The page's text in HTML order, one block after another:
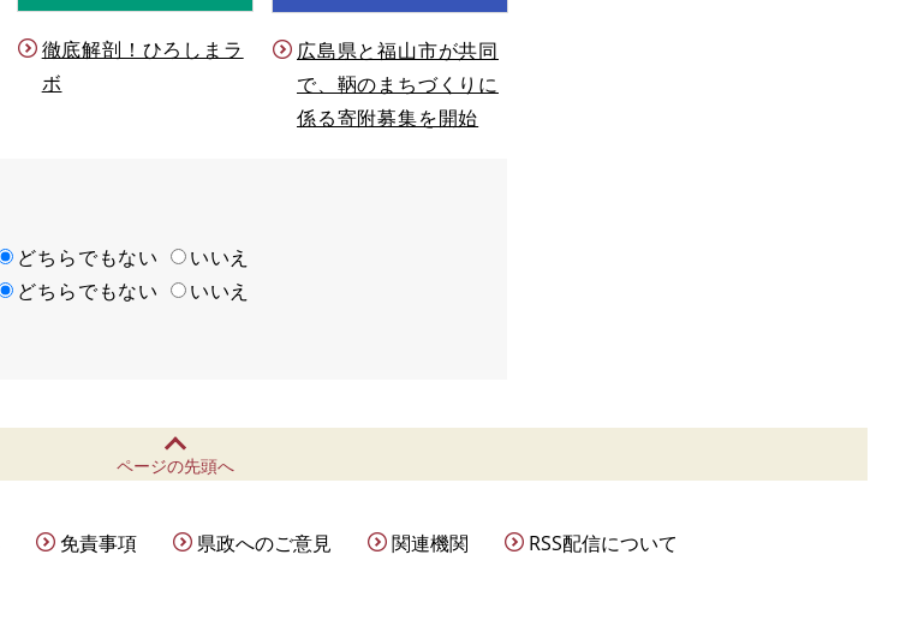
徹底解剖！ひろしまラ
ボ
広島県と福山市が共同
で、鞆のまちづくりに
係る寄附募集を開始
どちらでもない
いいえ
どちらでもない いいえ
ページの先頭へ
免責事項 県政へのご意見 関連機関 RSS配信について